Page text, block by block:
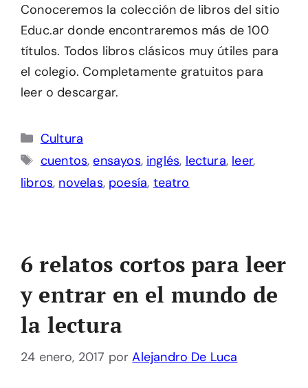
Conoceremos la colección de libros del sitio
Educ.ar donde encontraremos más de 100
títulos. Todos libros clásicos muy útiles para
el colegio. Completamente gratuitos para
leer o descargar.
Categorías
Cultura
Etiquetas
cuentos,ensayos, inglés, lectura, leer,
libros, novelas, poesía, teatro
6 relatos cortos para leer
y entrar en el mundo de
la lectura
24 enero, 2017 porAlejandro De Luca